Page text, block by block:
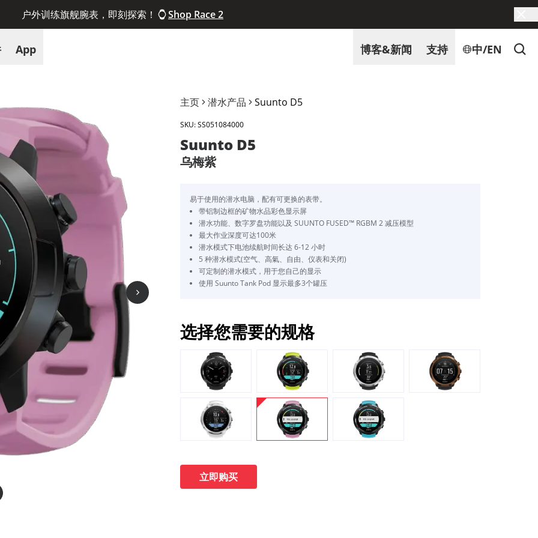
户外训练旗舰腕表，即刻探索！ Shop Race 2
App 博客&新闻 支持 中/EN
主页 潜水产品 Suunto D5
SKU:SS051084000
Suunto D5
乌梅紫
易于使用的潜水电脑，配有可更换的表带。
带铝制边框的矿物水品彩色显示屏
潜水功能、数字罗盘功能以及 SUUNTO FUSED™ RGBM 2 减压模型
最大作业深度可达100米
潜水模式下电池续航时间长达 6-12 小时
5 种潜水模式(空气、高氣、自由、仪表和关闭)
可定制的潜水模式，用于您自己的显示
使用 Suunto Tank Pod 显示最多3个罐压
选择您需要的规格
立即购买